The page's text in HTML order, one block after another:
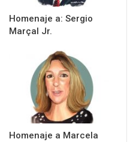
Homenaje a: Sergio
Marçal Jr.
Homenaje a Marcela